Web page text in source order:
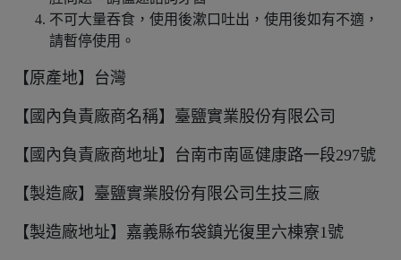
不可大量吞食，使用後漱口吐出，使用後如有不適，
請暫停使用。
【原產地】台灣
【國內負責廠商名稱】臺鹽實業股份有限公司
【國內負責廠商地址】台南市南區健康路一段297號
【製造廠】臺鹽實業股份有限公司生技三廠
【製造廠地址】嘉義縣布袋鎮光復里六棟寮1號